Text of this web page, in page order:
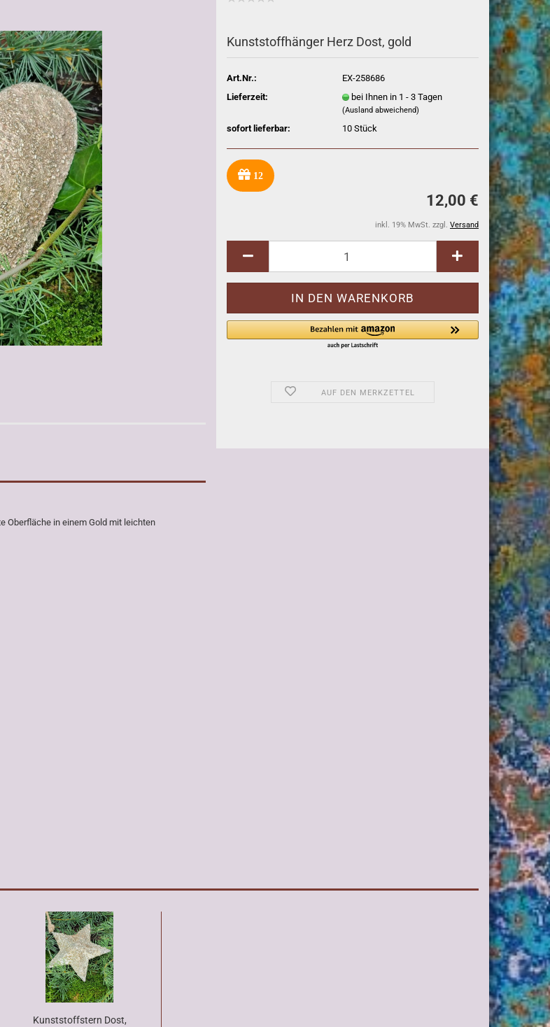
Kunststoffhänger Herz Dost, gold
Art.Nr.:
EX-258686
Lieferzeit:
bei Ihnen in 1 - 3 Tagen
(Ausland abweichend)
sofort lieferbar: 10 Stück
12
12,00 €
inkl. 19% MwSt. zzgl. Versand
AUF DEN MERKZETTEL
Oberfläche in einem Gold mit leichten
Kunststoffstern Dost,